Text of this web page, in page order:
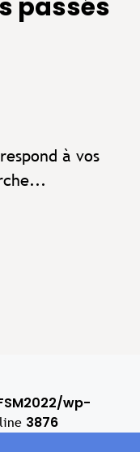
passés
à vos
wp-
3876